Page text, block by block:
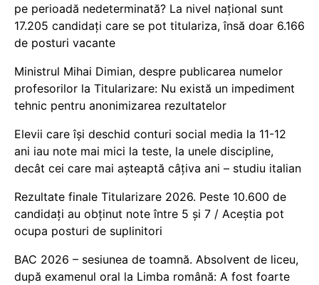
pe perioadă nedeterminată? La nivel național sunt
17.205 candidați care se pot titulariza, însă doar 6.166
de posturi vacante
Ministrul Mihai Dimian, despre publicarea numelor
profesorilor la Titularizare: Nu există un impediment
tehnic pentru anonimizarea rezultatelor
Elevii care își deschid conturi social media la 11-12
ani iau note mai mici la teste, la unele discipline,
decât cei care mai așteaptă câțiva ani – studiu italian
Rezultate finale Titularizare 2026. Peste 10.600 de
candidați au obținut note între 5 și 7 / Aceștia pot
ocupa posturi de suplinitori
BAC 2026 – sesiunea de toamnă. Absolvent de liceu,
după examenul oral la Limba română: A fost foarte